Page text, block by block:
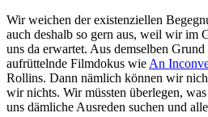
Wir weichen der existenziellen
auch deshalb so gern aus, weil wir im
uns da erwartet. Aus demselben
aufrüttelnde Filmdokus wie An
Rollins. Dann nämlich können wir
wir nichts. Wir müssten überlegen,
uns dämliche Ausreden suchen und